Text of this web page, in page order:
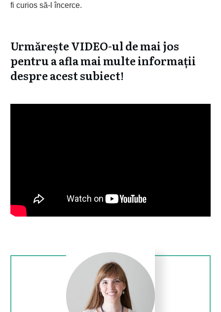
fi curios să-l încerce.
Urmărește VIDEO-ul de mai jos
pentru a afla mai multe informații
despre acest subiect!